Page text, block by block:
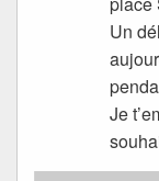
Un
Je